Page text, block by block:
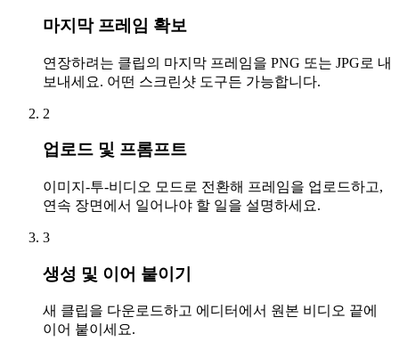
마지막 프레임 확보
연장하려는 클립의 마지막 프레임을 PNG 또는 JPG로 내
보내세요. 어떤 스크린샷 도구든 가능합니다.
2
업로드 및 프롬프트
이미지-투-비디오 모드로 전환해 프레임을 업로드하고,
연속 장면에서 일어나야 할 일을 설명하세요.
3
생성 및 이어 붙이기
새 클립을 다운로드하고 에디터에서 원본 비디오 끝에
이어 붙이세요.